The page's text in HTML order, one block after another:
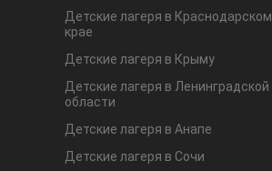
Детские лагеря в Краснодарском
крае
Детские лагеря в Крыму
Детские лагеря в Ленинградской
области
Детские лагеря в Анапе
Детские лагеря в Сочи